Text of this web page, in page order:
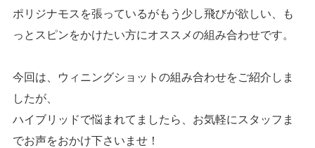
ポリジナモスを張っているがもう少し飛びが欲しい、も
っとスピンをかけたい方にオススメの組み合わせです。
今回は、ウィニングショットの組み合わせをご紹介しま
したが、
ハイブリッドで悩まれてましたら、お気軽にスタッフま
でお声をおかけ下さいませ！